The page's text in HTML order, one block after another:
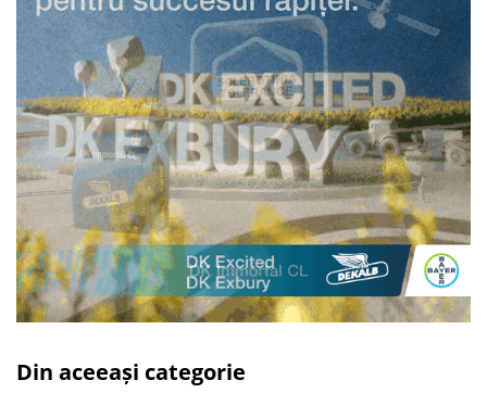
Din aceeași categorie